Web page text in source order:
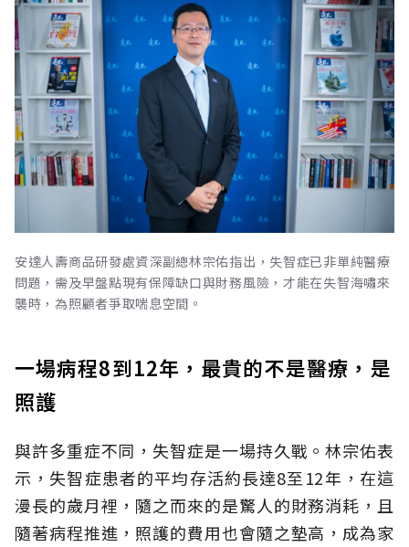
安達人壽商品研發處資深副總林宗佑指出，失智症已非單純醫療
問題，需及早盤點現有保障缺口與財務風險，才能在失智海嘯來
襲時，為照顧者爭取喘息空間。
一場病程8到12年，最貴的不是醫療，是
照護
與許多重症不同，失智症是一場持久戰。林宗佑表
示，失智症患者的平均存活約長達8至12年，在這
漫長的歲月裡，隨之而來的是驚人的財務消耗，且
隨著病程推進，照護的費用也會隨之墊高，成為家